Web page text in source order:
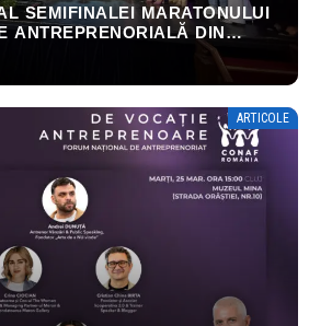
SEMIFINALEI MARATONULUI
ANTREPRENORIALĂ DIN
ADJUDECAT DE ECHIPA DE
NAȚIONAL ,,ELENA CUZA”
ARTICOLE